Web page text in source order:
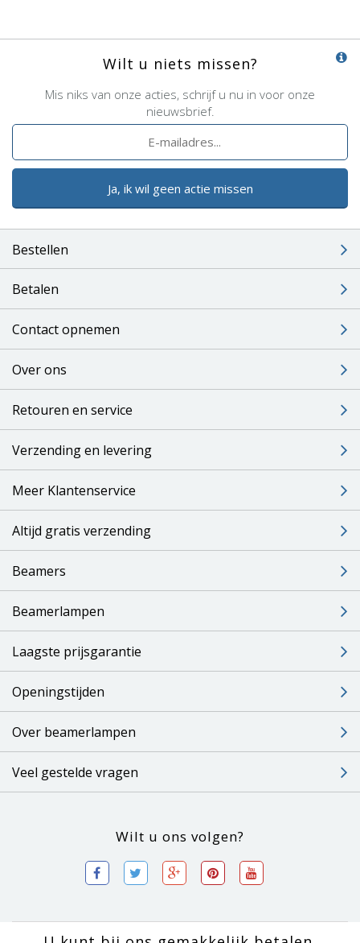
Wilt u niets missen?
Mis niks van onze acties, schrijf u nu in voor onze
nieuwsbrief.
Ja, ik wil geen actie missen
Bestellen
Betalen
Contact opnemen
Over ons
Retouren en service
Verzending en levering
Meer Klantenservice
Altijd gratis verzending
Beamers
Beamerlampen
Laagste prijsgarantie
Openingstijden
Over beamerlampen
Veel gestelde vragen
Wilt u ons volgen?